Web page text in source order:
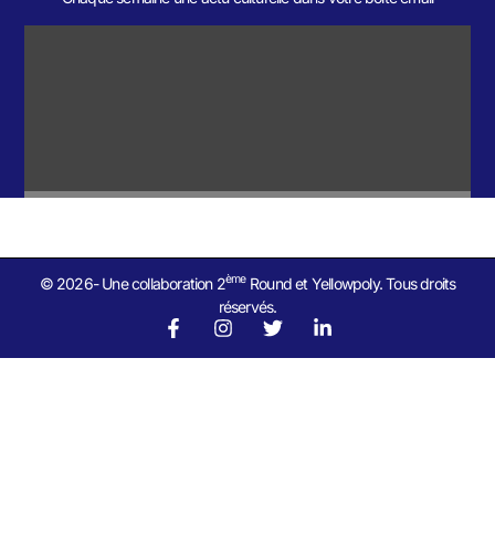
© 2026- Une collaboration 2èmeRound et Yellowpoly. Tous droits
réservés.